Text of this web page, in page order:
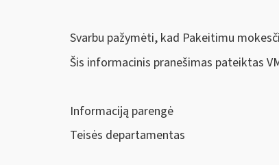
Svarbu pažymėti, kad Pakeitimu
Šis informacinis pranešimas pateiktas
Informaciją parengė
Teisės departamentas